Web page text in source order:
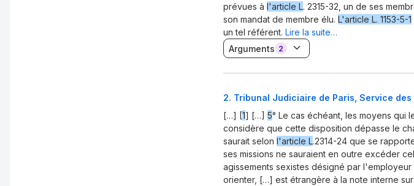
prévues à l'article L. 2315-32, un de ses
son mandat de membre élu. L'article L. 1153-5-1
un tel référent. Lire la suite…
Arguments 2
2. Tribunal Judiciaire de Paris, Service
[…] [1] […] 5° Le cas échéant, les moyens qui
considère que cette disposition dépasse le
saurait selon l'article L.2314-24 que se
ses missions ne sauraient en outre excéder
agissements sexistes désigné par
orienter, […] est étrangère à la note interne